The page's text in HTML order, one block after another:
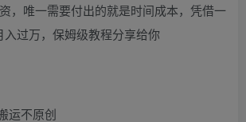
，唯一需要付出的就是时间成本，凭借一
入过万，保姆级教程分享给你
运不原创